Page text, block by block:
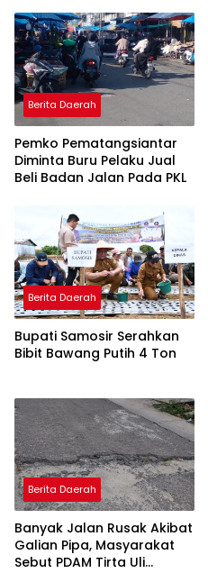
Berita Daerah
Pemko Pematangsiantar
Diminta Buru Pelaku Jual
Beli Badan Jalan Pada PKL
Berita Daerah
Bupati Samosir Serahkan
Bibit Bawang Putih 4 Ton
Berita Daerah
Banyak Jalan Rusak Akibat
Galian Pipa, Masyarakat
Sebut PDAM Tirta Uli